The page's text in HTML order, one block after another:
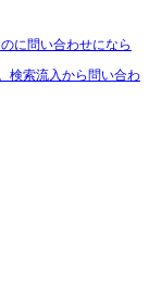
に問い合わせになら
検索流入から問い合わ